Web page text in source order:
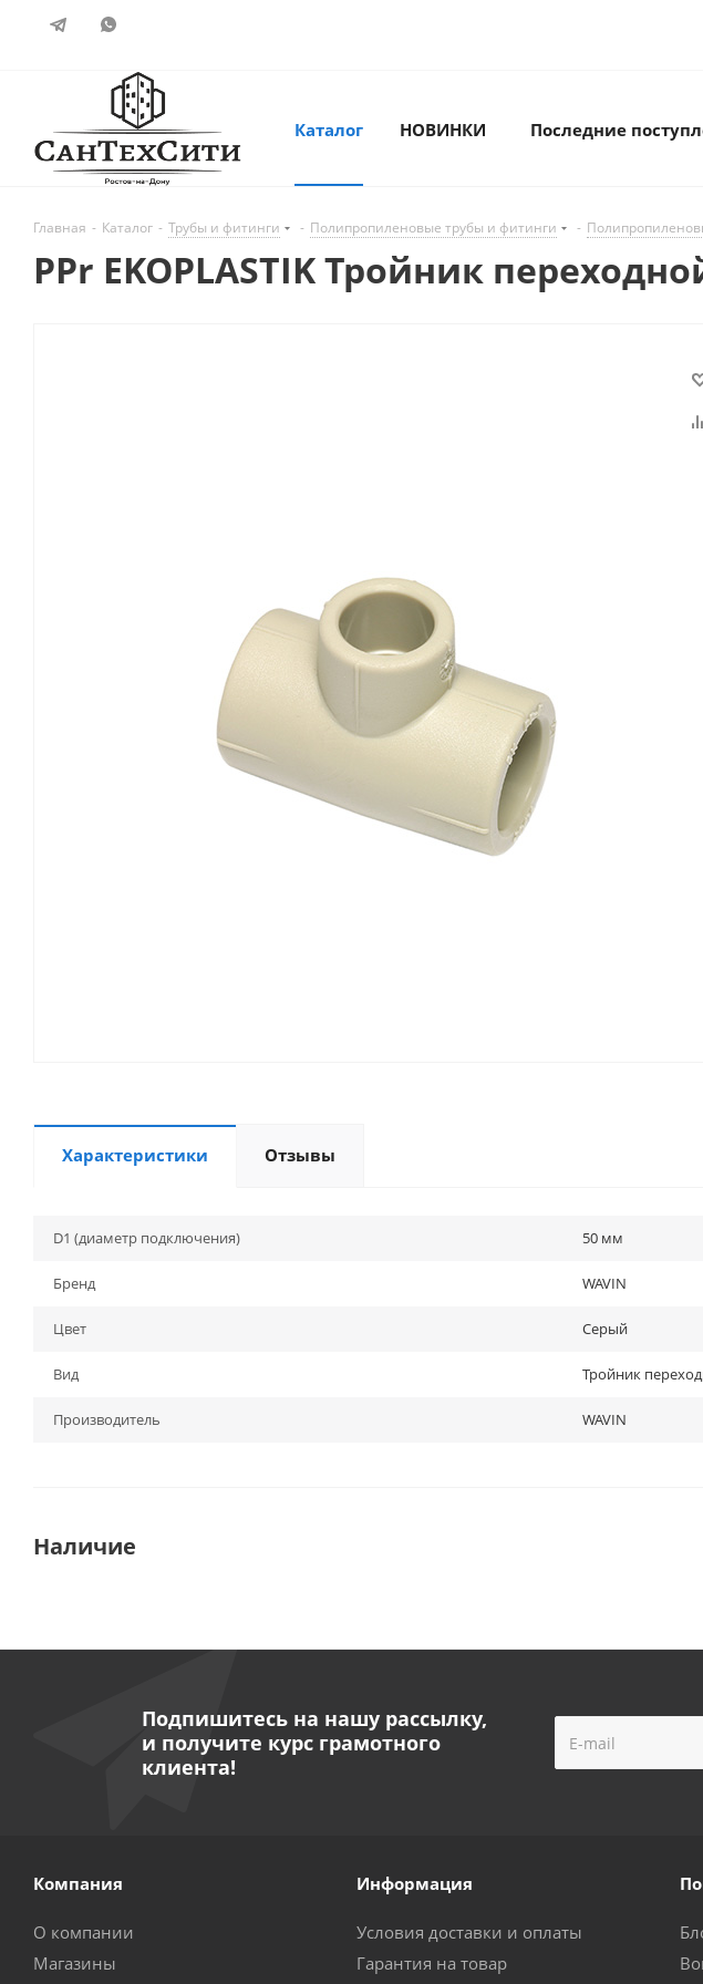
Каталог НОВИНКИ Последние
Главная - Каталог - Трубы и фитинги - Полипропиленовые трубы и фитинги -
PPr EKOPLASTIK Тройник
Характеристики Отзывы
D1 (диаметр подключения) 50 мм
Бренд WAVIN
Цвет Серый
Вид Тройник
Производитель WAVIN
Наличие
Подпишитесь на нашу рассылку,
и получите курс грамотного
клиента!
Компания
О компании
Магазины
Информация
Условия доставки и оплаты
Гарантия на товар